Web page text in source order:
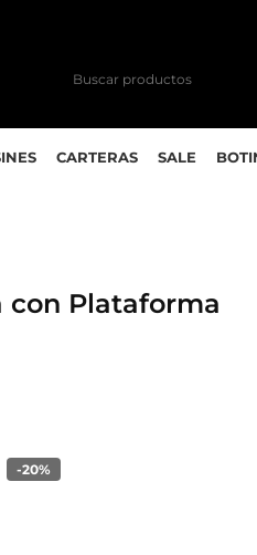
CARTERAS SALE
con Plataforma
-20%